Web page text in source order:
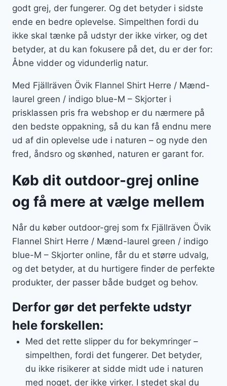
godt grej, der fungerer. Og det betyder i sidste
ende en bedre oplevelse. Simpelthen fordi du
ikke skal tænke på udstyr der ikke virker, og det
betyder, at du kan fokusere på det, du er der for:
Åbne vidder og vidunderlig natur.
Med Fjällräven Övik Flannel Shirt Herre / Mænd-
laurel green / indigo blue-M – Skjorter i
prisklassen pris fra webshop er du nærmere på
den bedste oppakning, så du kan få endnu mere
ud af din oplevelse ude i naturen – og nyde den
fred, åndsro og skønhed, naturen er garant for.
Køb dit outdoor-grej online
og få mere at vælge mellem
Når du køber outdoor-grej som fx Fjällräven Övik
Flannel Shirt Herre / Mænd-laurel green / indigo
blue-M – Skjorter online, får du et større udvalg,
og det betyder, at du hurtigere finder de perfekte
produkter, der passer både budget og behov.
Derfor gør det perfekte udstyr
hele forskellen:
Med det rette slipper du for bekymringer –
simpelthen, fordi det fungerer. Det betyder,
du ikke risikerer at sidde midt ude i naturen
med noget, der ikke virker. I stedet skal du